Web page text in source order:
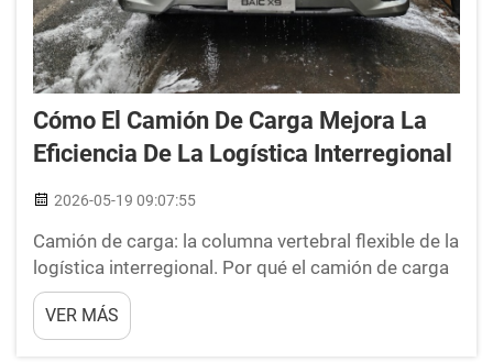
Cómo El Camión De Carga Mejora La
Eficiencia De La Logística Interregional
2026-05-19 09:07:55
Camión de carga: la columna vertebral flexible de la
logística interregional. Por qué el camión de carga
domina el transporte de mercancías entre estados
y transfronterizo. Ningún otro modo de transporte
iguala la combinación de cobertura puerta a puerta,
VER MÁS